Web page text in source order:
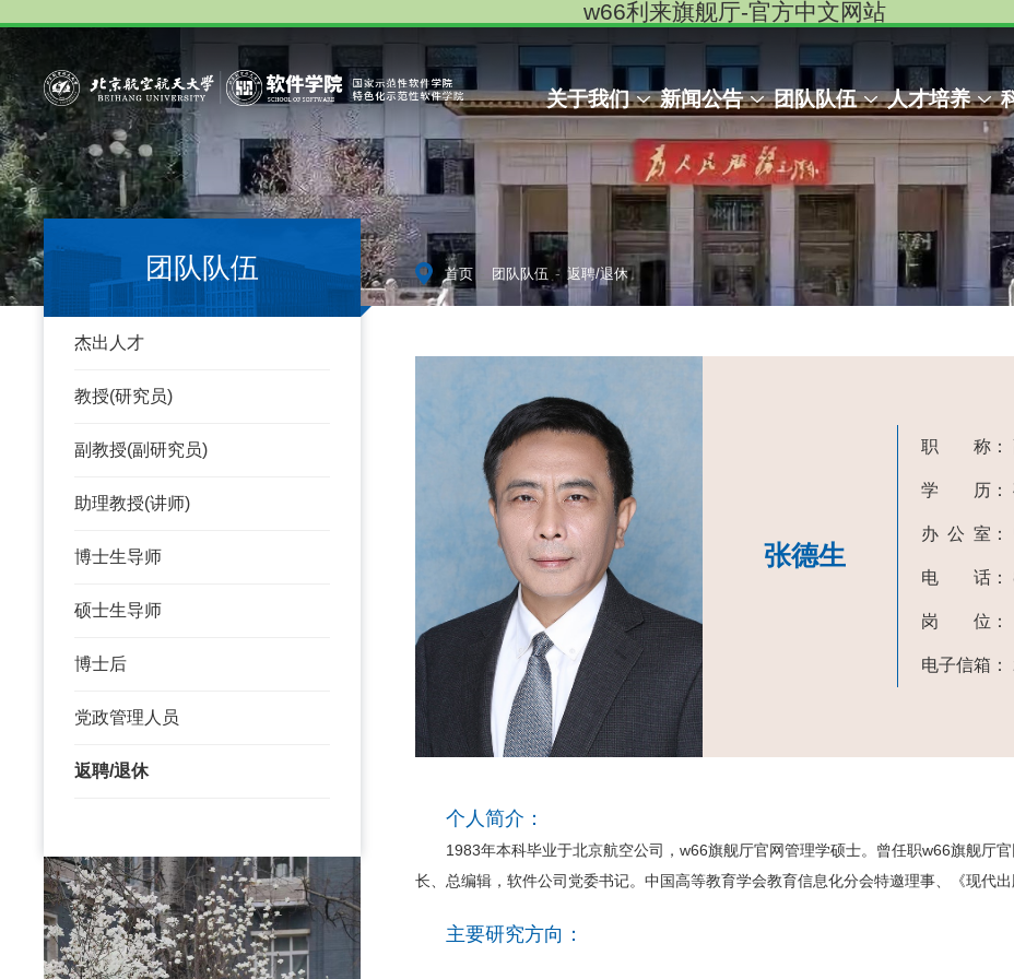
w66利来旗舰厅-官方中文网站
关于我们 新闻公告 团队队伍 人才培养
团队队伍
杰出人才
教授(研究员)
副教授(副研究员)
助理教授(讲师)
博士生导师
硕士生导师
博士后
党政管理人员
返聘/退休
首页 团队队伍 - 返聘/退休
张德生
职 称：
学 历：
办 公 室：
电 话：
岗 位：
电子信箱：
个人简介：
1983年本科毕业于北京航空公司，w66旗舰厅官网管理学硕士。​曾任职w66旗舰厅
长、总编辑，软件公司党委书记。中国高等教育学会教育信息化分会特邀理事、《现代出
主要研究方向：